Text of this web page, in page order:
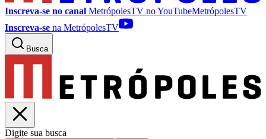
Inscreva-se no canal MetrópolesTV noYouTubeMetrópolesTV
Inscreva-se na MetrópolesTV
Busca
Digite sua busca